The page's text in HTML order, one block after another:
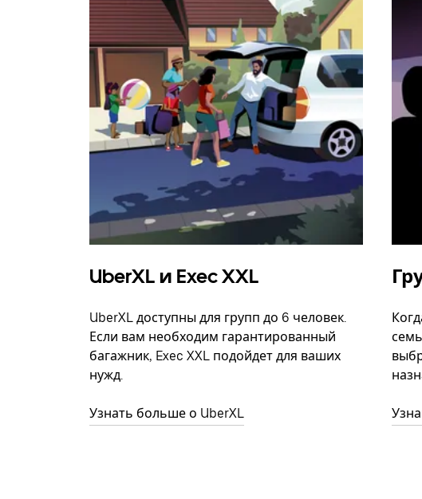
UberXL и Exec XXL
UberXL доступны для групп до 6 человек.
Если вам необходим гарантированный
багажник, Exec XXL подойдет для ваших
нужд.
Узнать больше о UberXL